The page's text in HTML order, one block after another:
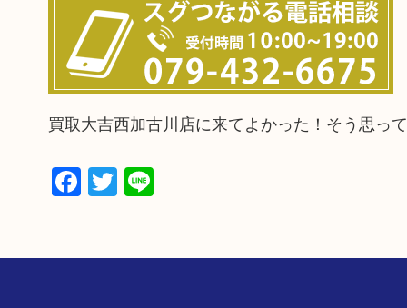
買取大吉西加古川店に来てよかった！そう思っ
Facebook
Twitter
Line